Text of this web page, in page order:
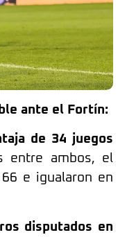
ante el Fortín:
de 34 juegos
entre ambos, el
e igualaron en
disputados en